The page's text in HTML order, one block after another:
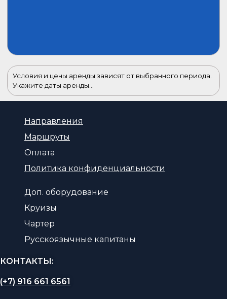
Условия и цены аренды зависят от выбранного периода.
Укажите даты аренды...
Направления
Маршруты
Оплата
Политика конфиденциальности
Доп. оборудование
Круизы
Чартер
Русскоязычные капитаны
КОНТАКТЫ:
(+7) 916 661 6561